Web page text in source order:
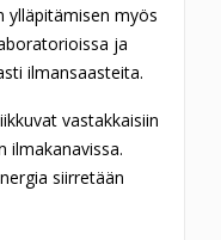
ylläpitämisen myös
ja
ilmansaasteita.
vastakkaisiin
ilmakanavissa.
siirretään